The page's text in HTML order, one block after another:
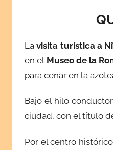
o
,
0
2
La visita turística a
en el Museo de la
para cenar en la
Bajo el hilo
ciudad, con el título
Por el centro